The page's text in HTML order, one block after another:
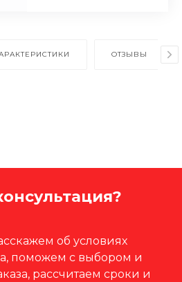
ОТЗЫВЫ
об условиях
поможем с выбором и
рассчитаем сроки и